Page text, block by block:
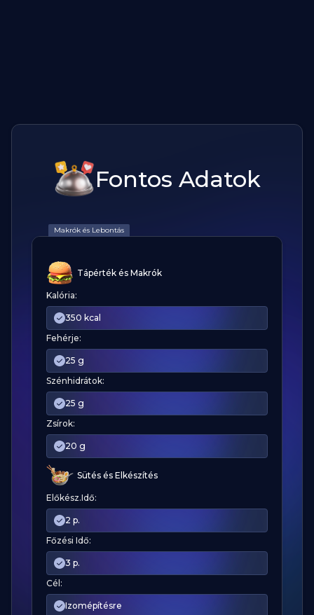
Fontos Adatok
Makrók és Lebontás
Tápérték és Makrók
Kalória:
350 kcal
Fehérje:
25 g
Szénhidrátok:
25 g
Zsírok:
20 g
Sütés és Elkészítés
Előkész.Idő:
2 p.
Főzési Idő:
3 p.
Cél:
Izomépítésre